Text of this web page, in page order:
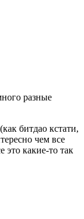
разные
битдао кстати,
чем все
это какие-то так